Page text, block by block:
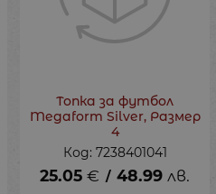
Топка за футбол
Megaform Silver, Рaзмер
4
Код: 7238401041
25.05 € / 48.99 лв.